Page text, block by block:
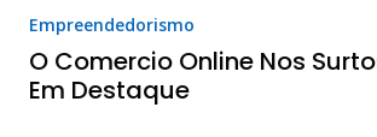
Empreendedorismo
O Comercio Online Nos
Em Destaque